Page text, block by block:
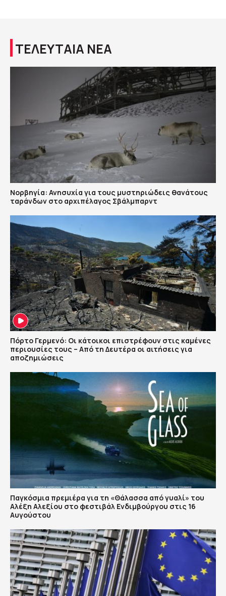
ΤΕΛΕΥΤΑΙΑ ΝΕΑ
Νορβηγία: Ανησυχία για τους μυστηριώδεις θανάτους
ταράνδων στο αρχιπέλαγος Σβάλμπαρντ
Πόρτο Γερμενό: Οι κάτοικοι επιστρέφουν στις καμένες
περιουσίες τους – Aπό τη Δευτέρα οι αιτήσεις για
αποζημιώσεις
Παγκόσμια πρεμιέρα για τη «Θάλασσα από γυαλί» του
Αλέξη Αλεξίου στο φεστιβάλ Ενδιμβούργου στις 16
Αυγούστου